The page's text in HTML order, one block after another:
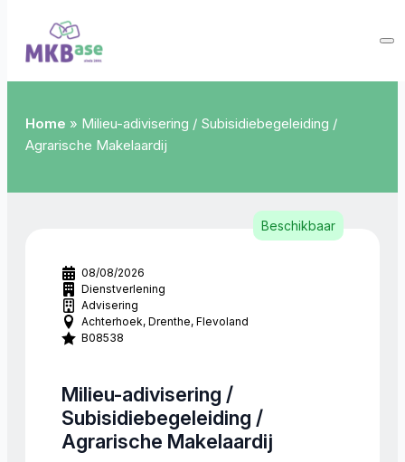
Home » Milieu-adivisering / Subisidiebegeleiding /
Agrarische Makelaardij
08/08/2026
Dienstverlening
Advisering
Achterhoek Drenthe Flevoland
B08538
Milieu-adivisering /
Subisidiebegeleiding /
Agrarische Makelaardij
Beschikbaar